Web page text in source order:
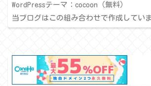
WordPressテーマ：cocoon（無料）
当ブログはこの組み合わせで作成していま